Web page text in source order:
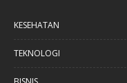
KESEHATAN
TEKNOLOGI